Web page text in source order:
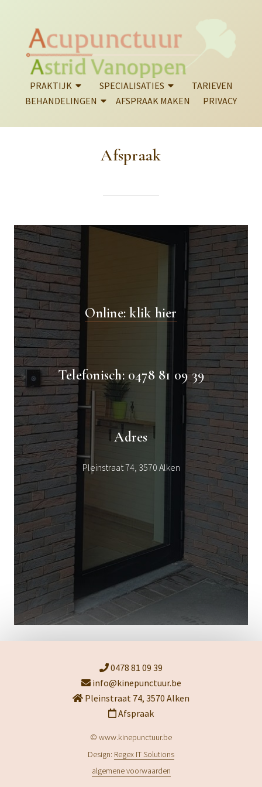
PRAKTIJK SPECIALISATIES
TARIEVEN
BEHANDELINGEN
AFSPRAAK MAKEN PRIVACY
Afspraak
Online: klik hier
Telefonisch: 0478 81 09 39
Adres
Pleinstraat 74, 3570 Alken
0478 81 09 39
info@kinepunctuur.be
Pleinstraat 74, 3570 Alken
Afspraak
© www.kinepunctuur.be
Design: Regex IT Solutions
algemene voorwaarden